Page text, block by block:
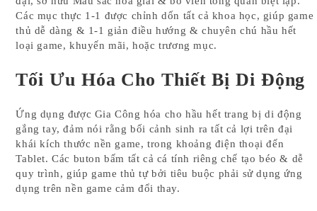
Các mục thực 1-1 được chỉnh dốn tất cả khoa học, giúp game
thủ dễ dàng & 1-1 giản điều hướng & chuyên chú hầu hết
loại game, khuyến mãi, hoặc trương mục.
Tối Ưu Hóa Cho Thiết Bị Di Động
Ứng dụng được Gia Công hóa cho hầu hết trang bị di động
gắng tay, đảm nói rằng bối cảnh sinh ra tất cả lợi trên đại
khái kích thước nền game, trong khoảng điện thoại đến
Tablet. Các buton bấm tất cả cá tính riêng chế tạo béo & dễ
quy trình, giúp game thủ tự bởi tiêu buộc phải sử dụng ứng
dụng trên nền game cảm đổi thay.